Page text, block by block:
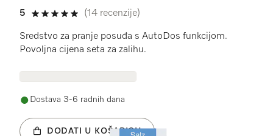
5
5 od 5
(14 recenzije)
Sredstvo za pranje posuđa s AutoDos funkcijom.
Povoljna cijena seta za zalihu.
Dostava 3-6 radnih dana
DODATI U KOŠARICU